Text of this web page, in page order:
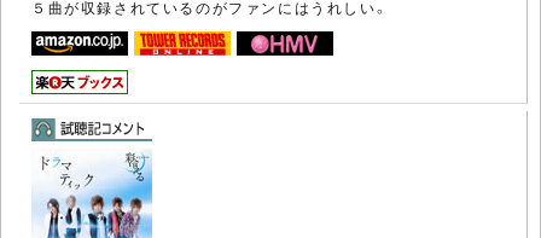
５曲が収録されているのがファンにはうれしい。